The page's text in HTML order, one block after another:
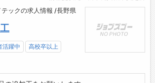
ックの求人情報 /長野県
活躍中
高校卒以上